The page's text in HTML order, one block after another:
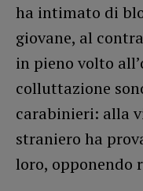
ha intimato di
giovane, al
in pieno volto
colluttazione
carabinieri: alla
straniero ha
loro, opponendo